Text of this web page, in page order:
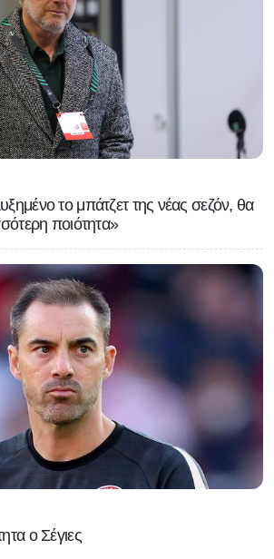
το μπάτζετ της νέας σεζόν, θα
ποιότητα»
ο Σέγιες